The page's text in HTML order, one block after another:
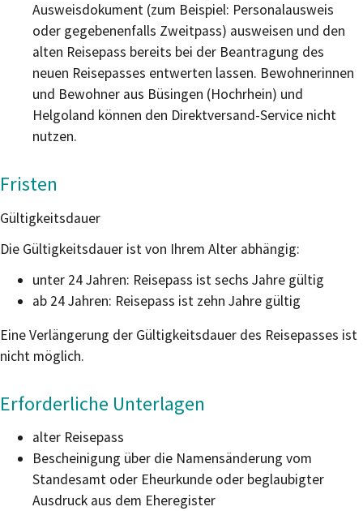
Ausweisdokument (zum Beispiel: Personalausweis
oder gegebenenfalls Zweitpass) ausweisen und den
alten Reisepass bereits bei der Beantragung des
neuen Reisepasses entwerten lassen. Bewohnerinnen
und Bewohner aus Büsingen (Hochrhein) und
Helgoland können den Direktversand-Service nicht
nutzen.
Fristen
Gültigkeitsdauer
Die Gültigkeitsdauer ist von Ihrem Alter abhängig:
unter 24 Jahren: Reisepass ist sechs Jahre gültig
ab 24 Jahren: Reisepass ist zehn Jahre gültig
Eine Verlängerung der Gültigkeitsdauer des Reisepasses ist
nicht möglich.
Erforderliche Unterlagen
alter Reisepass
Bescheinigung über die Namensänderung vom
Standesamt oder Eheurkunde oder beglaubigter
Ausdruck aus dem Eheregister